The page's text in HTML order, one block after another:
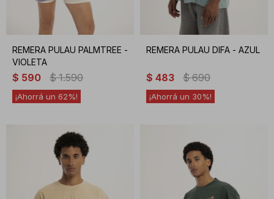
REMERA PULAU PALMTREE -
VIOLETA
$ 590 $ 1.590
62
REMERA PULAU DIFA - AZUL
$ 483 $ 690
30